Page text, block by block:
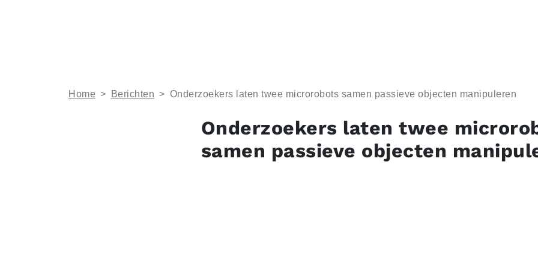
Home > Berichten > Onderzoekers laten twee microrobots samen passieve objecten manipuleren
Onderzoekers laten twee
samen passieve objecten